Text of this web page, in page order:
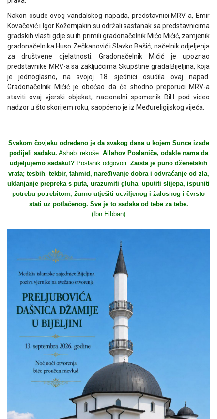
Nakon osude ovog vandalskog napada, predstavnici MRV-a, Emir
Kovačević i Igor Kožemjakin su održali sastanak sa predstavnicima
gradskih vlasti gdje su ih primili gradonačelnik Mićo Mićić, zamjenik
gradonačelnika Huso Zečkanović i Slavko Bašić, načelnik odjeljenja
za društvene djelatnosti. Gradonačelnik Mićić je upoznao
predstavnike MRV-a sa zaključcima Skupštine grada Bijeljina, koja
je jednoglasno, na svojoj 18. sjednici osudila ovaj napad.
Gradonačelnik Mićić je obećao da će shodno preporuci MRV-a
staviti ovaj vjerski objekat, nacionalni spomenik BiH pod video
nadzor u što skorijem roku, saopćeno je iz Međureligijskog vijeća.
Svakom čovjeku određeno je da svakog dana u kojem Sunce izađe
podijeli sadaku. Ashabi rekoše: Allahov Poslaniče, odakle nama da
udjeljujemo sadaku!? Poslanik odgovori: Zaista je puno dženetskih
vrata; tesbih, tekbir, tahmid, naređivanje dobra i odvraćanje od zla,
uklanjanje prepreka s puta, urazumiti gluha, uputiti slijepa, ispuniti
potrebu potrebitom, žurno utješiti ucviljenog i žalosnog i čvrsto
stati uz potlačenog. Sve je to sadaka od tebe za tebe.
(Ibn Hibban)